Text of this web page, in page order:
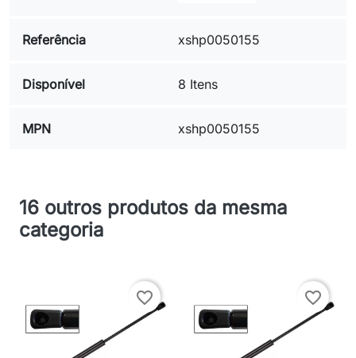
Referência xshp0050155
Disponível 8 Itens
MPN xshp0050155
16 outros produtos da mesma
categoria
favorite_border favorite_border